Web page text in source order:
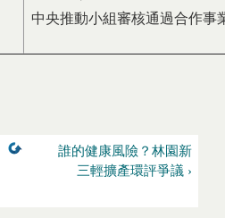
中央推動小組審核通過合作事
誰的健康風險？林園新
三輕擴產環評爭議 ›